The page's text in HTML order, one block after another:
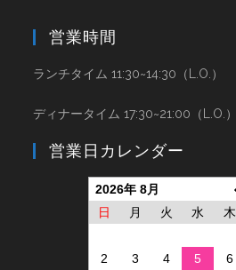
営業時間
ランチタイム 11:30~14:30（L.O.）
ディナータイム 17:30~21:00（L.O.）
営業日カレンダー
2026年 8月
日
月 火 水 木
2
3 4 5 6